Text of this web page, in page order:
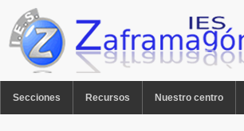
Pasar al contenido principal
Secciones Recursos Nuestro centro